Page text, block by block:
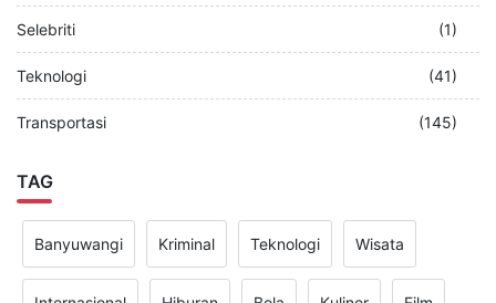
Selebriti (1)
Teknologi (41)
Transportasi (145)
TAG
Banyuwangi Kriminal Teknologi Wisata